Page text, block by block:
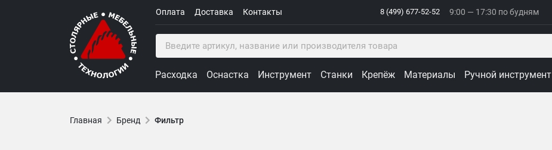
Оплата Доставка Контакты 8 (499) 677-52-52 9:00 — 17:30 по будням
Расходка Оснастка Инструмент Станки Крепёж Материалы Ручной инструмент
Главная Бренд Фильтр